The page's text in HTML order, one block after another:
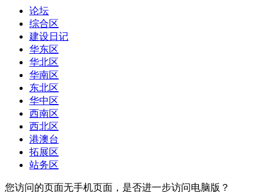
论坛
综合区
建设日记
华东区
华北区
华南区
东北区
华中区
西南区
西北区
港澳台
拓展区
站务区
您访问的页面无手机页面，是否进一步访问电脑版？